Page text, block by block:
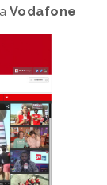
Vodafone